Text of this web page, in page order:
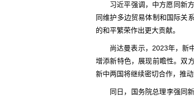
习近平强调，中方愿同新
同维护多边贸易体制和国际关
的和平繁荣作出更大贡献。
尚达曼表示，2023年，新
增添新特色，展现前瞻性。双
新中两国将继续密切合作，推动
同日，国务院总理李强同